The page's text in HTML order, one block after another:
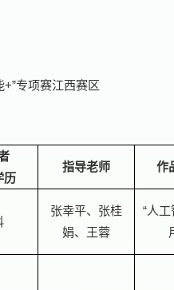
专项赛江西赛区
历
指导老师 作
张幸平、张桂
娟、王蓉
“人